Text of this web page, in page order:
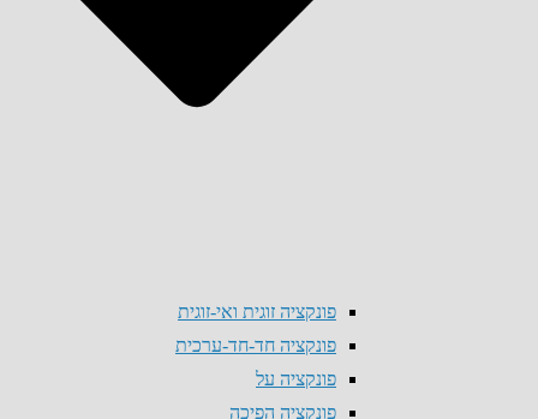
פונקציה זוגית ואי-זוגית
פונקציה חד-חד-ערכית
פונקציה על
פונקציה הפיכה